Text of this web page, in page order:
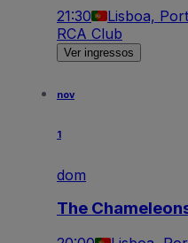
21:30 Lisboa,
RCA Club
Ver ingressos
nov
1
dom
The